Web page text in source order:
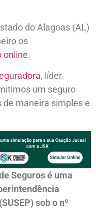
do Alagoas (AL)
os
online.
, líder
um seguro
maneira simples e
Seguros é uma
sob o nº